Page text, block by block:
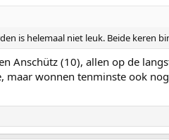
is helemaal niet leuk. Beide keren
Anschütz (10), allen op de
wonnen tenminste ook